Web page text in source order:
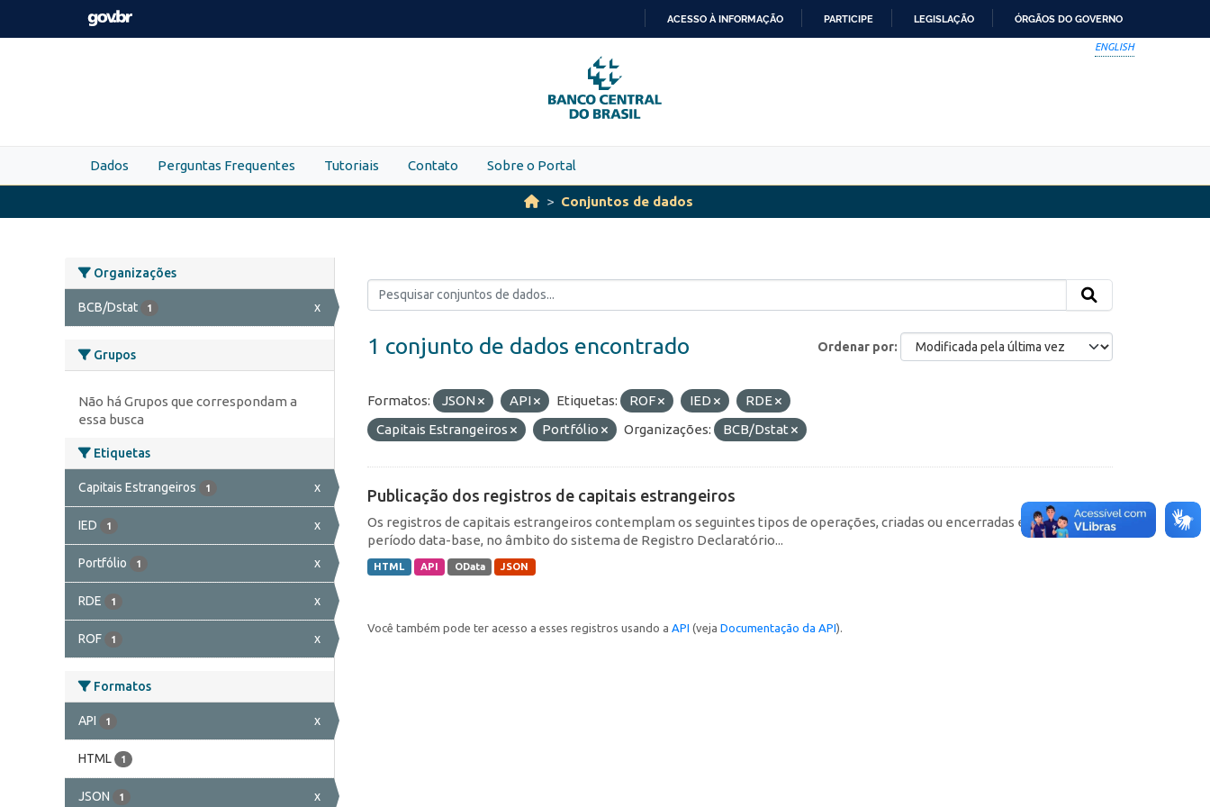
Skip to main content
PARA
O
CONTEÚDO
ACESSO À INFORMAÇÃO PARTICIPE LEGISLAÇÃO ÓRGÃOS DO GOVERNO
ENGLISH
Dados Perguntas Frequentes Tutoriais Contato Sobre o Portal
Conjuntos de dados
Organizações
BCB/Dstat 1 x
Grupos
Não há Grupos que correspondam a
essa busca
Etiquetas
Capitais Estrangeiros 1 x
IED 1 x
Portfólio 1 x
RDE 1 x
ROF 1 x
Formatos
API 1 x
HTML 1
JSON 1 x
Ordenar por
1 conjunto de dados encontrado
Formatos: JSON API Etiquetas: ROF IED
RDE
Capitais Estrangeiros
Portfólio Organizações: BCB/Dstat
Publicação dos registros de capitais estrangeiros
Os registros de capitais estrangeiros contemplam os seguintes tipos de operações, criadas ou encerradas em cada
período data-base, no âmbito do sistema de Registro Declaratório...
HTML API OData JSON
Você também pode ter acesso a esses registros usando a API (veja Documentação da API).